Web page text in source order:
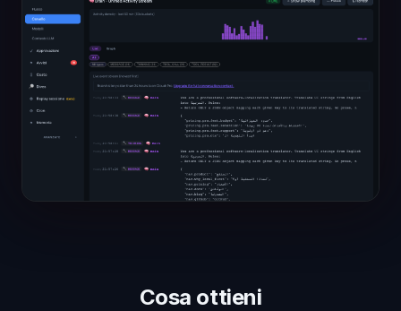
Cosa ottieni